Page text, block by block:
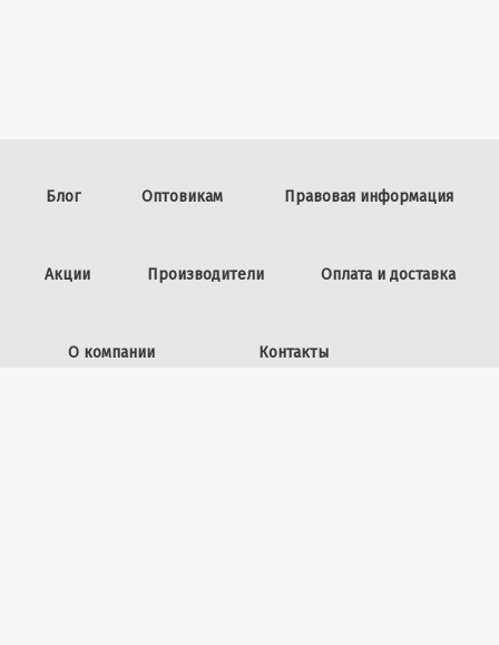
Блог Оптовикам Правовая информация
Акции Производители Оплата и доставка
О компании Контакты